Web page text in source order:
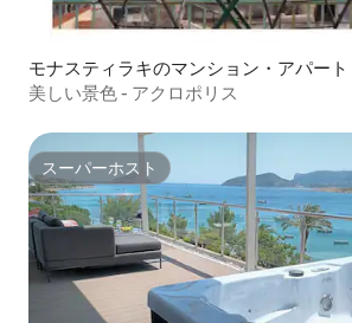
モナスティラキのマンション・アパート
美しい景色 - アクロポリス
スーパーホスト
スーパーホスト